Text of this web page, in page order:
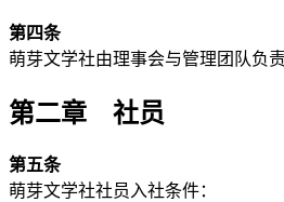
第四条
萌芽文学社由理事会与管理团队负
第二章 社员
第五条
萌芽文学社社员入社条件：